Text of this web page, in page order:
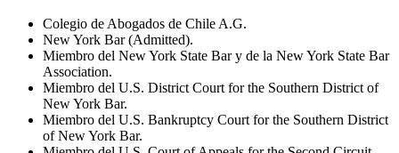
Colegio de Abogados de Chile A.G.
New York Bar (Admitted).
Miembro del New York State Bar y de la New York State Bar
Association.
Miembro del U.S. District Court for the Southern District of
New York Bar.
Miembro del U.S. Bankruptcy Court for the Southern District
of New York Bar.